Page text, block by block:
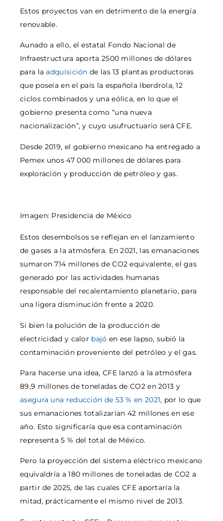
Estos proyectos van en detrimento de la energía
renovable.
Aunado a ello, el estatal Fondo Nacional de
Infraestructura aporta 2500 millones de dólares
para laadquisición de las 13 plantas productoras
que poseía en el país la española Iberdrola, 12
ciclos combinados y una eólica, en lo que el
gobierno presenta como “una nueva
nacionalización”, y cuyo usufructuario será CFE.
Desde 2019, el gobierno mexicano ha entregado a
Pemex unos 47 000 millones de dólares para
exploración y producción de petróleo y gas.
Imagen: Presidencia de México
Estos desembolsos se reflejan en el lanzamiento
de gases a la atmósfera. En 2021, las emanaciones
sumaron 714 millones de CO2 equivalente, el gas
generado por las actividades humanas
responsable del recalentamiento planetario, para
una ligera disminución frente a 2020.
Si bien la polución de la producción de
electricidad y calor bajó en ese lapso, subió la
contaminación proveniente del petróleo y el gas.
Para hacerse una idea, CFE lanzó a la atmósfera
89,9 millones de toneladas de CO2 en 2013 y
asegura una reducción de 53 % en 2021, por lo que
sus emanaciones totalizarían 42 millones en ese
año. Esto significaría que esa contaminación
representa 5 % del total de México.
Pero la proyección del sistema eléctrico mexicano
equivaldría a 180 millones de toneladas de CO2 a
partir de 2025, de las cuales CFE aportaría la
mitad, prácticamente el mismo nivel de 2013.